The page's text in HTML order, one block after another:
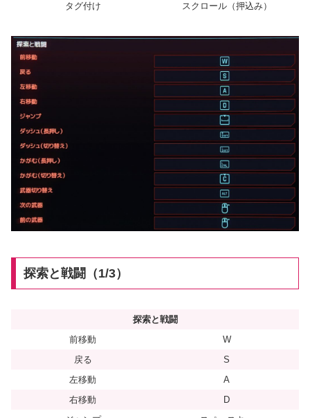
タグ付け
スクロール（押込み）
探索と戦闘（1/3）
探索と戦闘
前移動
W
戻る
S
左移動
A
右移動
D